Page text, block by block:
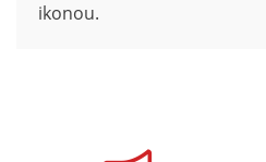
ikonou.